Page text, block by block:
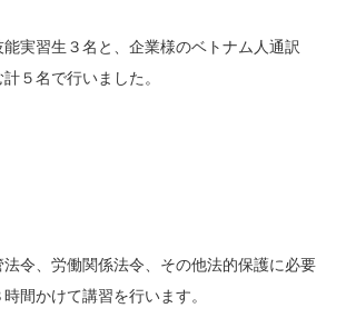
実習生３名と、企業様のベトナム人通訳
５名で行いました。
令、労働関係法令、その他法的保護に必要
間かけて講習を行います。